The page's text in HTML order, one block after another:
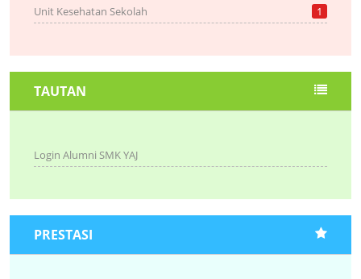
Unit Kesehatan Sekolah
1
TAUTAN
Login Alumni SMK YAJ
PRESTASI